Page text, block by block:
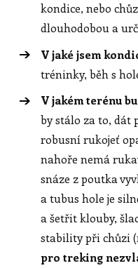
kondice, nebo
dlouhodobou a
V jaké jsem
tréninky, běh s
V jakém terénu
by stálo za to, dát
robusní rukojeť
nahoře nemá
snáze z poutka
a tubus hole je
a šetřit klouby,
stability při chůzi
pro treking